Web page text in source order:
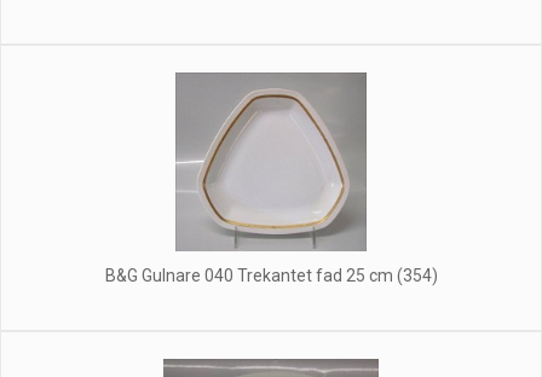
B&G Gulnare 040 Trekantet fad 25 cm (354)